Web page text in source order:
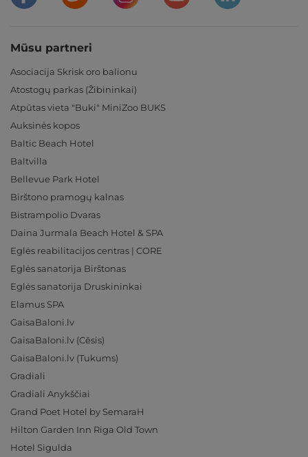
Mūsu partneri
Asociacija Skrisk oro balionu
Atostogų parkas (Žibininkai)
Atpūtas vieta "Buki" MiniZoo BUKS
Auksinės kopos
Baltic Beach Hotel
Baltvilla
Bellevue Park Hotel
Birštono pramogų kalnas
Bistrampolio Dvaras
Daina Jurmala Beach Hotel & SPA
Eglės reabilitacijos centras | CORE
Eglės sanatorija Birštonas
Eglės sanatorija Druskininkai
Elamus SPA
GaisaBaloni.lv
GaisaBaloni.lv (Cēsis)
GaisaBaloni.lv (Tukums)
Gradiali
Gradiali Anykščiai
Grand Poet Hotel by SemaraH
Hilton Garden Inn Riga Old Town
Hotel Sigulda